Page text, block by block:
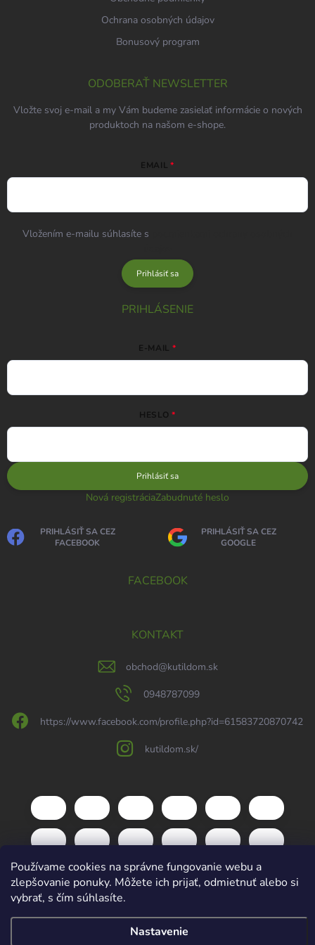
Používame cookies na správne fungovanie webu a
zlepšovanie ponuky. Môžete ich prijať, odmietnuť alebo si
vybrať, s čím súhlasíte.
Nastavenie
Ochrana osobných údajov
Bonusový program
ODOBERAŤ NEWSLETTER
Vložte svoj e-mail a my Vám budeme zasielať informácie o nových
produktoch na našom e-shope.
EMAIL
Vložením e-mailu súhlasíte s
Prihlásiť sa
PRIHLÁSENIE
E-MAIL
HESLO
Prihlásiť sa
Nová registráciaZabudnuté heslo
PRIHLÁSIŤ SA CEZ
FACEBOOK
PRIHLÁSIŤ SA CEZ
GOOGLE
FACEBOOK
KONTAKT
obchod@kutildom.sk
0948787099
https://www.facebook.com/profile.php?id=61583720870742
kutildom.sk/
cookies